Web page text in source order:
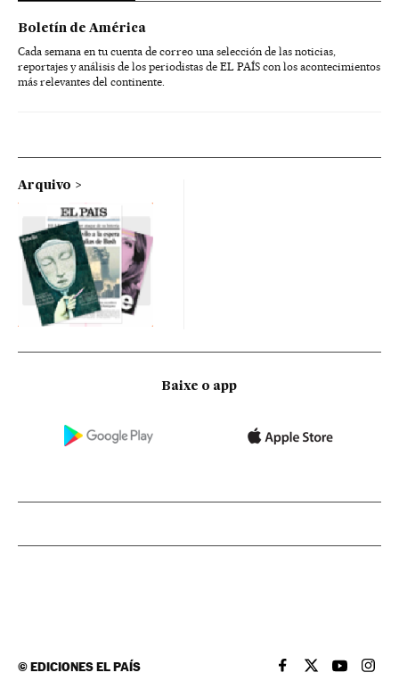
Boletín de América
Cada semana en tu cuenta de correo una selección de las noticias,
reportajes y análisis de los periodistas de EL PAÍS con los acontecimientos
más relevantes del continente.
Arquivo
Baixe o app
©EDICIONES EL PAÍS EL PAÍS BRASIL EN
EL PAÍSEL PAÍS
EL